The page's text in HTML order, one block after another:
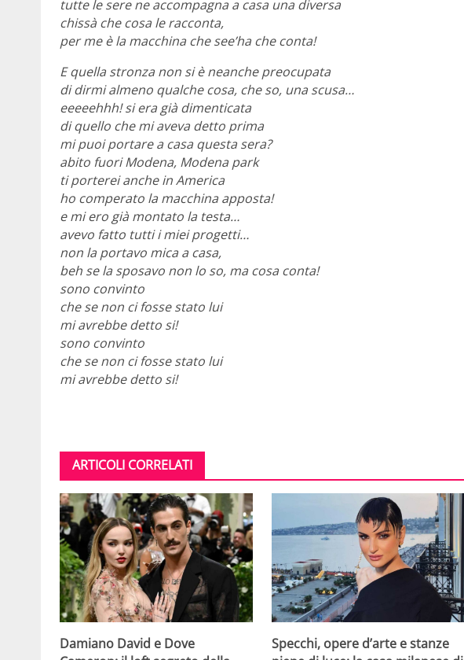
tutte le sere ne accompagna a casa una diversa
chissà che cosa le racconta,
per me è la macchina che see’ha che conta!
E quella stronza non si è neanche preocupata
di dirmi almeno qualche cosa, che so, una scusa…
eeeeehhh! si era già dimenticata
di quello che mi aveva detto prima
mi puoi portare a casa questa sera?
abito fuori Modena, Modena park
ti porterei anche in America
ho comperato la macchina apposta!
e mi ero già montato la testa…
avevo fatto tutti i miei progetti…
non la portavo mica a casa,
beh se la sposavo non lo so, ma cosa conta!
sono convinto
che se non ci fosse stato lui
mi avrebbe detto si!
sono convinto
che se non ci fosse stato lui
mi avrebbe detto si!
ARTICOLI CORRELATI
Damiano David e Dove
Specchi, opere d’arte e stanze